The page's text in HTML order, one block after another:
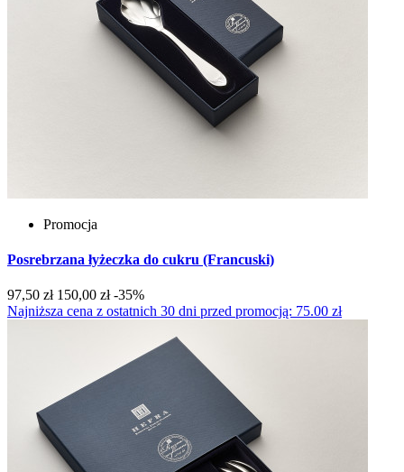
Promocja
Posrebrzana łyżeczka do cukru (Francuski)
97,50 zł 150,00 zł -35%
Najniższa cena z ostatnich 30 dni przed promocją: 75.00 zł